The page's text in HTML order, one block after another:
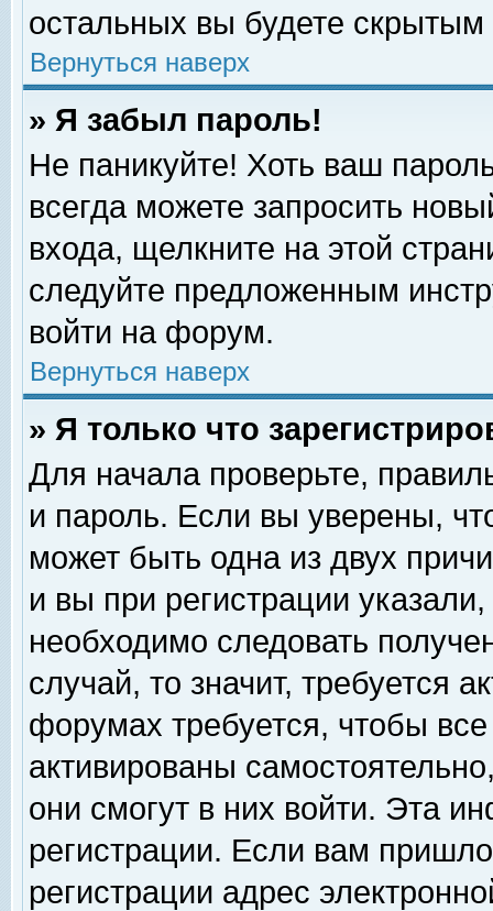
остальных вы будете скрытым
Вернуться наверх
» Я забыл пароль!
Не паникуйте! Хоть ваш
всегда можете запросить
входа, щелкните на этой
следуйте предложенным
войти на форум.
Вернуться наверх
» Я только что
Для начала проверьте,
и пароль. Если вы уверены,
может быть одна из двух
и вы при регистрации
необходимо следовать
случай, то значит, требуется
форумах требуется, чтобы
активированы
они смогут в них войти. Эта
регистрации. Если вам
регистрации адрес